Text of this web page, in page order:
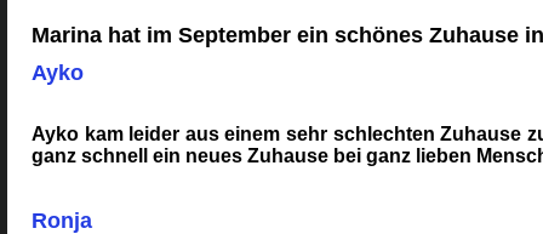
Marina hat im September ein schönes Zuhause
Ayko
Ayko kam leider aus einem sehr schlechten Zuhause
ganz schnell ein neues Zuhause bei ganz lieben
Ronja